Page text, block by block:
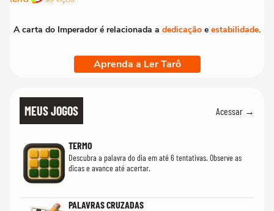
A carta do Imperador é relacionada a dedicação e estabilidade.
Aprenda a Ler Tarô
MEUS JOGOS Acessar →
TERMO
Descubra a palavra do dia em até 6 tentativas. Observe as
dicas e avance até acertar.
PALAVRAS CRUZADAS